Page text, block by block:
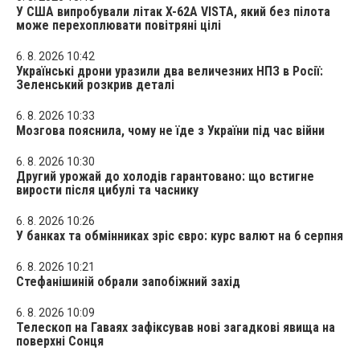
У США випробували літак X-62A VISTA, який без пілота
може перехоплювати повітряні цілі
6. 8. 2026 10:42
Українські дрони уразили два величезних НПЗ в Росії:
Зеленський розкрив деталі
6. 8. 2026 10:33
Мозгова пояснила, чому не їде з України під час війни
6. 8. 2026 10:30
Другий урожай до холодів гарантовано: що встигне
вирости після цибулі та часнику
6. 8. 2026 10:26
У банках та обмінниках зріс євро: курс валют на 6 серпня
6. 8. 2026 10:21
Стефанішиній обрали запобіжний захід
6. 8. 2026 10:09
Телескоп на Гаваях зафіксував нові загадкові явища на
поверхні Сонця